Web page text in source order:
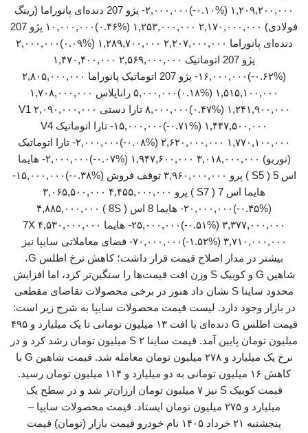
۱,۲۰۹,۲۰۰,۰۰۰ (‎-۰.۱۰%‏)‎-۲,۰۰۰,۰۰۰‏ پژو 207 دنده‌ای پانوراما (رینگ
فولادی) ۲,۱۷۰,۰۰۰,۰۰۰ ۱,۲۵۳,۰۰۰,۰۰۰ (‎۰.۴۶%‏)‎۱۰,۰۰۰,۰۰۰‏ پژو 207
پژو 207 اتوماتیک ۲,۵۶۹,۰۰۰,۰۰۰ ۱,۴۷۰,۴۰۰,۰۰۰
(‎-۰.۶۲%‏)‎-۱۶,۰۰۰,۰۰۰‏ پژو 207 اتوماتیک پانوراما ۲,۸۰۵,۰۰۰,۰۰۰
۱,۵۱۵,۱۰۰,۰۰۰ (‎۰.۱۸%‏)‎۵,۰۰۰,۰۰۰‏ راناپلاس ۱,۷۰۸,۰۰۰,۰۰۰
۱,۲۴۱,۹۰۰,۰۰۰ (‎۰.۴۷%‏)‎۸,۰۰۰,۰۰۰‏ تارا دستی V1 ۲,۰۹۰,۰۰۰,۰۰۰
۱,۴۴۷,۵۰۰,۰۰۰ (‎-۰.۷۱%‏)‎-۱۵,۰۰۰,۰۰۰‏ تارا اتوماتیک V4
۲,۶۲۰,۰۰۰,۰۰۰ ۱,۷۷۰,۱۰۰,۰۰۰ (‎-۰.۰۸%‏)‎-۲,۰۰۰,۰۰۰‏ تارا اتوماتیک
(توربو) ۳,۰۱۸,۰۰۰,۰۰۰ ۱,۹۴۷,۶۰۰,۰۰۰ (‎-۰.۰۷%‏)‎-۲,۰۰۰,۰۰۰‏ هایما
هایما اس 7 ( S7 ) پرو ۴,۴۵۵,۰۰۰,۰۰۰ ۳,۰۶۵,۵۰۰,۰۰۰
(‎-۰.۴۵%‏)‎-۲۰,۰۰۰,۰۰۰‏ هایما 8 اس ( 8S ) ۴,۸۸۵,۰۰۰,۰۰۰
۳,۳۷۷,۰۰۰,۰۰۰ (‎-۰.۵۱%‏)‎-۲۵,۰۰۰,۰۰۰‏ هایما 7X ۴,۵۳۰,۰۰۰,۰۰۰
۳,۷۱۰,۰۰۰,۰۰۰ (‎-۱.۵۲%‏)‎-۷۰,۰۰۰,۰۰۰‏ فضای معاملاتی سایپا نیز
بیشتر در مدار اصلاح قیمت قرار داشت؛ کاهش نرخ اطلس G،
شاهین G و کوییک S وزن افت قیمت‌ها را سنگین‌تر کرد، اما افزایش
محدود ساینا S نشان داد هنوز در برخی محصولات تقاضای مقطعی
در بازار وجود دارد. لیست قیمت محصولات سایپا به شرح زیر است:
قیمت اطلس G دنده‌ای با افت ۱۳ میلیون تومانی تا یک میلیارد و ۴۹۵
میلیون تومان پایین آمد. قیمت ساینا S ۲ میلیون تومان رشد کرد و در
نرخ یک میلیارد و ۲۷۸ میلیون تومان معامله شد. قیمت شاهین G با
کاهش ۱۶ میلیون تومانی به دو میلیارد و ۱۱۴ میلیون تومان رسید.
قیمت کوییک S نیز ۷ میلیون تومان ارزان‌تر شد و در سطح یک
میلیارد و ۲۷۵ میلیون تومان ایستاد. قیمت محصولات سایپا –
پنجشنبه ۲۱ خرداد ۱۴۰۵ نام خودرو قیمت بازار (تومان) قیمت